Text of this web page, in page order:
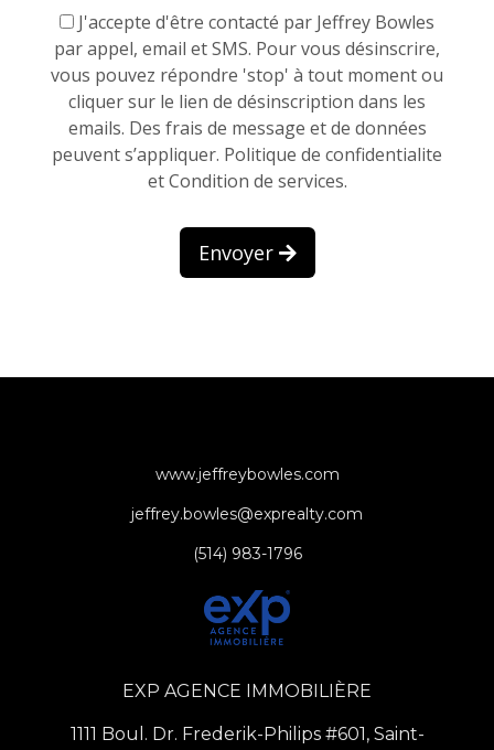
J'accepte d'être contacté par Jeffrey Bowles
par appel, email et SMS. Pour vous désinscrire,
vous pouvez répondre 'stop' à tout moment ou
cliquer sur le lien de désinscription dans les
emails. Des frais de message et de données
peuvent s’appliquer. Politique de confidentialite
et Condition de services.
Envoyer
www.jeffreybowles.com
jeffrey.bowles@exprealty.com
(514) 983-1796
EXP AGENCE IMMOBILIÈRE
1111 Boul. Dr. Frederik-Philips #601, Saint-